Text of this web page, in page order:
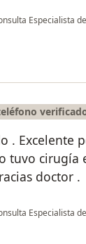
Especialista
. Excelente
tuvo cirugía
doctor .
Especialista